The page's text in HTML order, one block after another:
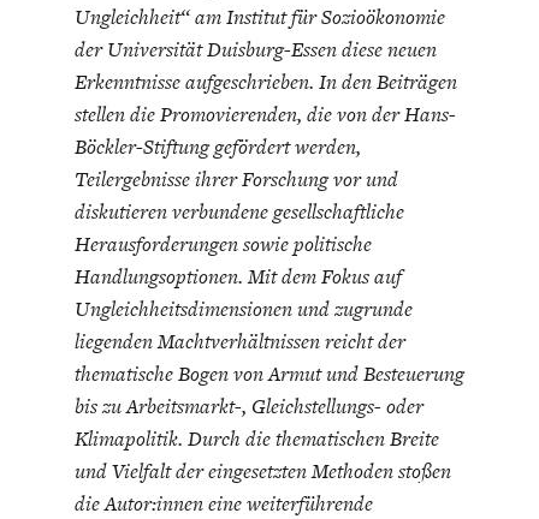
INDUSTRIEPOLITIK
CIRCULAR ECONOMY
ENERGIE & UMWELT
ENTWICKLUNGSPOLITIK
Ungleichheit“ am Institut für Sozioökonomie
der Universität Duisburg-Essen diese neuen
Erkenntnisse aufgeschrieben. In den Beiträgen
stellen die Promovierenden, die von der Hans-
Böckler-Stiftung gefördert werden,
Teilergebnisse ihrer Forschung vor und
diskutieren verbundene gesellschaftliche
Herausforderungen sowie politische
Handlungsoptionen. Mit dem Fokus auf
Ungleichheitsdimensionen und zugrunde
liegenden Machtverhältnissen reicht der
thematische Bogen von Armut und Besteuerung
bis zu Arbeitsmarkt-, Gleichstellungs- oder
Klimapolitik. Durch die thematischen Breite
und Vielfalt der eingesetzten Methoden stoßen
die Autor:innen eine weiterführende